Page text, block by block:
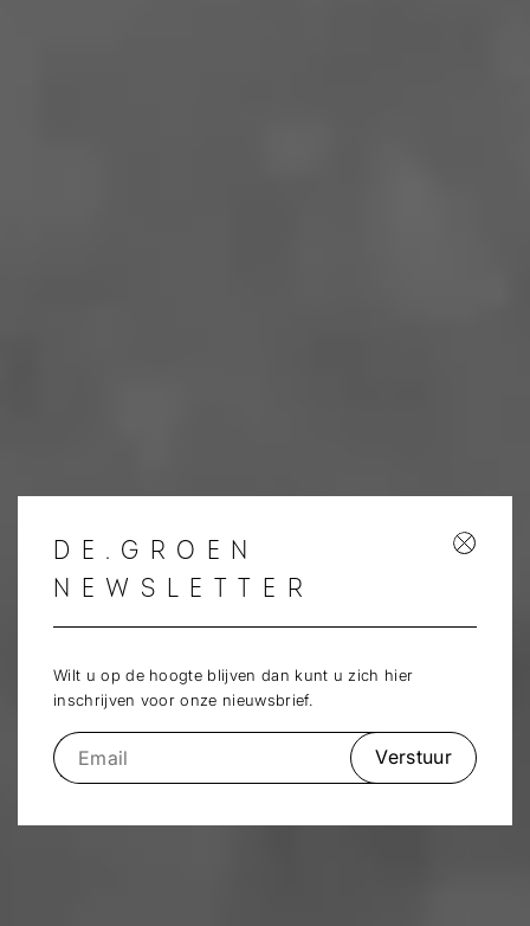
DE.GROEN
NEWSLETTER
Wilt u op de hoogte blijven dan kunt u zich hier
inschrijven voor onze nieuwsbrief.
Verstuur